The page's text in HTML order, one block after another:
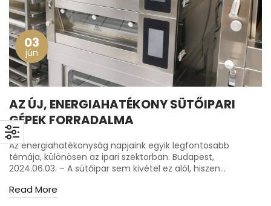
03
jún
AZ ÚJ, ENERGIAHATÉKONY SÜTŐIPARI
GÉPEK FORRADALMA
Az energiahatékonyság napjaink egyik legfontosabb
témája, különösen az ipari szektorban. Budapest,
2024.06.03. – A sütőipar sem kivétel ez alól, hiszen…
Read More